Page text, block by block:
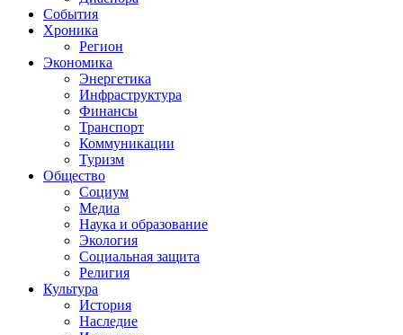
События
Хроника
Регион
Экономика
Энергетика
Инфраструктура
Финансы
Транспорт
Коммуникации
Туризм
Общество
Социум
Медиа
Наука и образование
Экология
Социальная защита
Религия
Культура
История
Наследие